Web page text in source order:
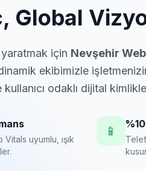
Global
için Nevşehir
ekibimizle
odaklı dijital
uyumlu, ışık
📱